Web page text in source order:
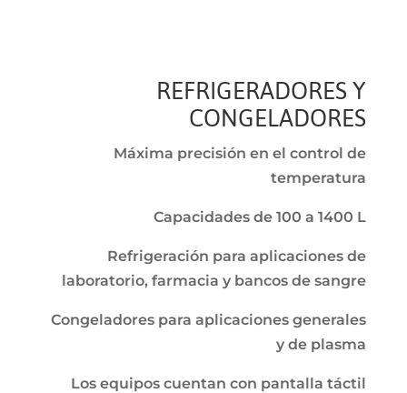
REFRIGERADORES Y
CONGELADORES
Máxima precisión en el control de
temperatura
Capacidades de 100 a 1400 L
Refrigeración para aplicaciones de
laboratorio, farmacia y bancos de sangre
Congeladores para aplicaciones generales
y de plasma
Los equipos cuentan con pantalla táctil